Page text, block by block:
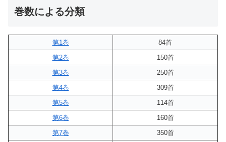
巻数による分類
第1巻
84首
第2巻
150首
第3巻
250首
第4巻
309首
第5巻
114首
第6巻
160首
第7巻
350首